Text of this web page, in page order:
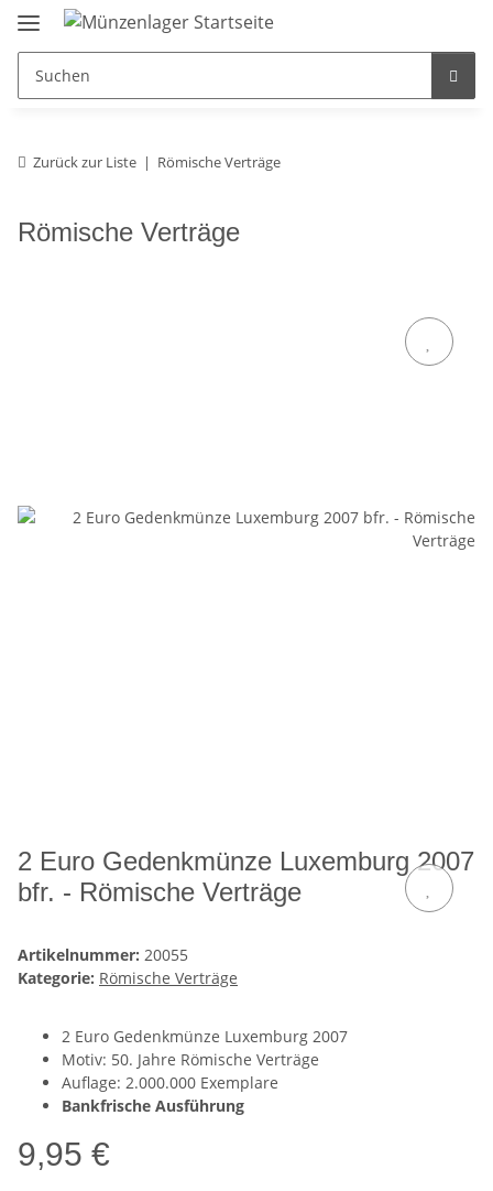
Zurück zur Liste Römische Verträge
Römische Verträge
2 Euro Gedenkmünze Luxemburg 2007
bfr. - Römische Verträge
Artikelnummer: 20055
Kategorie: Römische Verträge
2 Euro Gedenkmünze Luxemburg 2007
Motiv: 50. Jahre Römische Verträge
Auflage: 2.000.000 Exemplare
Bankfrische Ausführung
9,95 €